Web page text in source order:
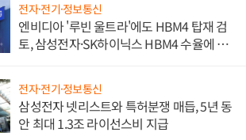
전자·전기·정보통신
엔비디아 '루빈 울트라'에도 HBM4 탑재 검
토, 삼성전자·SK하이닉스 HBM4 수율에 주
전자·전기·정보통신
삼성전자 넷리스트와 특허분쟁 매듭, 5년 동
안 최대 1.3조 라이선스비 지급